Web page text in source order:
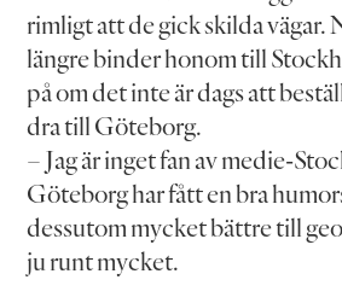
rimligt att de gick skilda vägar.
längre binder honom till
på om det inte är dags att
dra till Göteborg.
– Jag är inget fan av medie-
Göteborg har fått en bra
dessutom mycket bättre till
ju runt mycket.